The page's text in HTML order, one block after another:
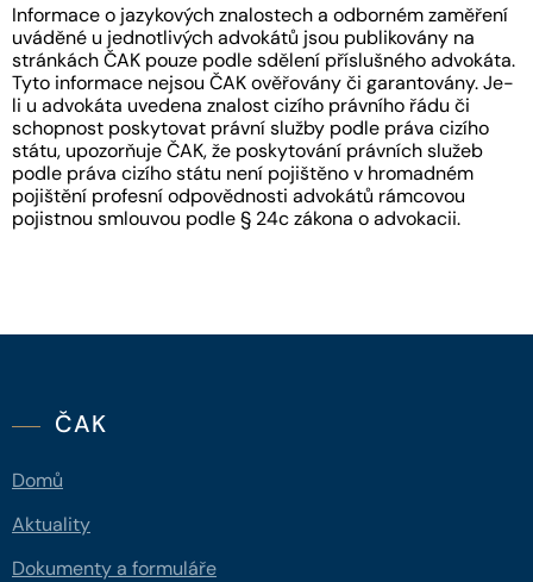
Informace o jazykových znalostech a odborném zaměření
uváděné u jednotlivých advokátů jsou publikovány na
stránkách ČAK pouze podle sdělení příslušného advokáta.
Tyto informace nejsou ČAK ověřovány či garantovány. Je-
li u advokáta uvedena znalost cizího právního řádu či
schopnost poskytovat právní služby podle práva cizího
státu, upozorňuje ČAK, že poskytování právních služeb
podle práva cizího státu není pojištěno v hromadném
pojištění profesní odpovědnosti advokátů rámcovou
pojistnou smlouvou podle § 24c zákona o advokacii.
ČAK
Domů
Aktuality
Dokumenty a formuláře